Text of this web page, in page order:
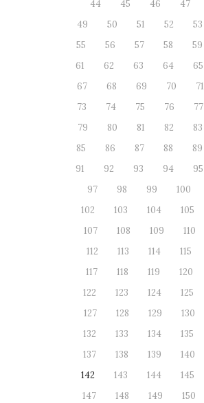
44 45 46 47
49
50 51 52 53
55
56 57 58 59
61
62 63 64 65
67
68 69 70 71
73
74 75 76 77
79
80 81 82 83
85
86 87 88 89
91
92 93 94 95
97
98 99 100
102
103 104 105
107
108 109 110
112
113 114 115
117
118 119 120
122
123 124 125
127
128 129 130
132
133 134 135
137
138 139 140
142
143 144 145
147
148 149 150